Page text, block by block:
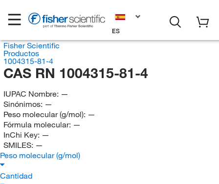
ES
Fisher Scientific
Productos
1004315-81-4
CAS RN 1004315-81-4
IUPAC Nombre: —
Sinónimos: —
Peso molecular (g/mol): —
Fórmula molecular: —
InChi Key: —
SMILES: —
Peso molecular (g/mol)
Cantidad